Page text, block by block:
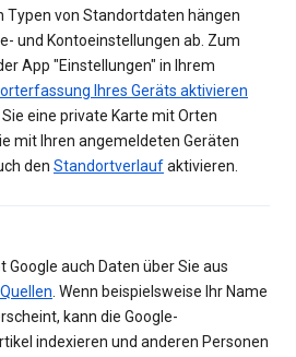
Typen von Standortdaten hängen
und Kontoeinstellungen ab. Zum
App "Einstellungen" in Ihrem
Ihres Geräts aktivieren
Sie eine private Karte mit Orten
mit Ihren angemeldeten Geräten
den Standortverlaufaktivieren.
Google auch Daten über Sie aus
. Wenn beispielsweise Ihr Name
kann die Google-
indexieren und anderen Personen